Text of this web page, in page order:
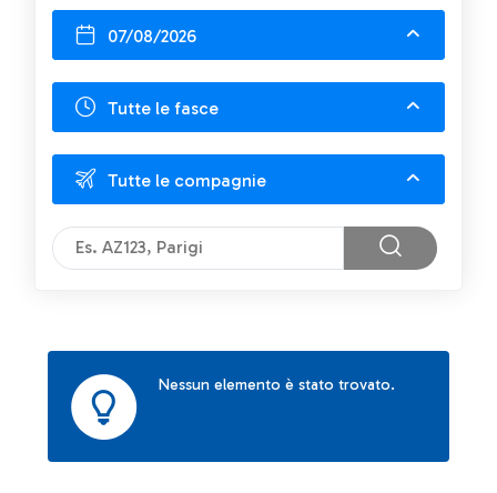
07/08/2026
Tutte le fasce
Tutte le compagnie
Nessun elemento è stato trovato.